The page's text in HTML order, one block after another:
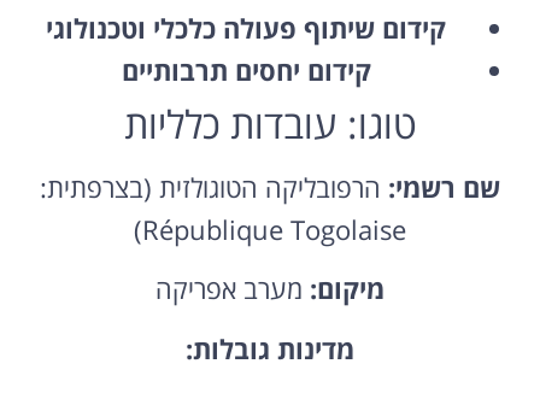
קידום שיתוף פעולה כלכלי וטכנולוגי
קידום יחסים תרבותיים
טוגו: עובדות כלליות
שם רשמי: הרפובליקה הטוגולזית (בצרפתית:
République Togolaise)
מיקום: מערב אפריקה
מדינות גובלות: